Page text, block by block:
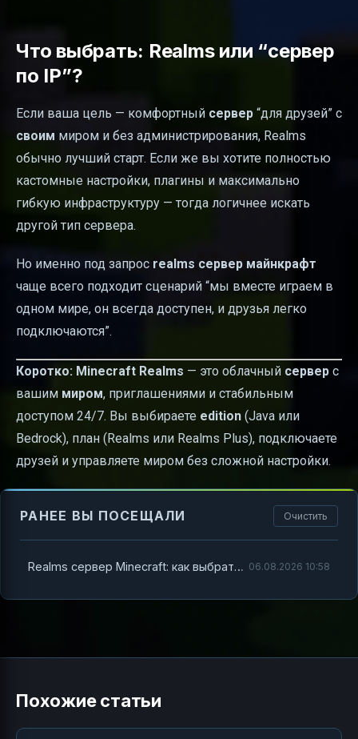
Что выбрать: Realms или “сервер
по IP”?
Если ваша цель — комфортный сервер “для друзей” с
своим миром и без администрирования, Realms
обычно лучший старт. Если же вы хотите полностью
кастомные настройки, плагины и максимально
гибкую инфраструктуру — тогда логичнее искать
другой тип сервера.
Но именно под запрос realms сервер майнкрафт
чаще всего подходит сценарий “мы вместе играем в
одном мире, он всегда доступен, и друзья легко
подключаются”.
Коротко: Minecraft Realms — это облачный сервер с
вашим миром, приглашениями и стабильным
доступом 24/7. Вы выбираете edition (Java или
Bedrock), план (Realms или Realms Plus), подключаете
друзей и управляете миром без сложной настройки.
РАНЕЕ ВЫ ПОСЕЩАЛИ Очистить
Realms сервер Minecraft: как выбрать вариант и быстро начать играть с друзьями 06.08.2026 10:58
Похожие статьи